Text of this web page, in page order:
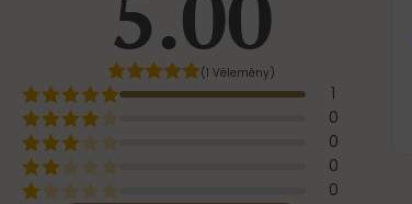
(1 Vélemény)
1
0
0
0
0